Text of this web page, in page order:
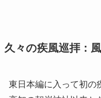
久々の疾風巡拝：
東日本編に入って初の